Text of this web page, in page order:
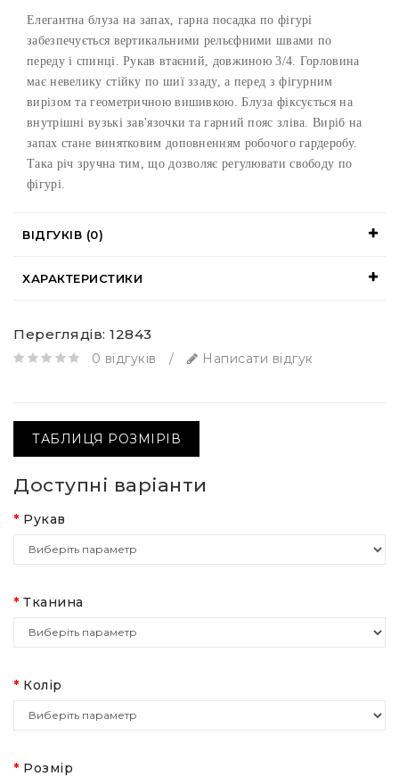
Елегантна блуза на запах, гарна посадка по фігурі
забезпечується вертикальними рельєфними швами по
переду і спинці. Рукав втаєний, довжиною 3/4. Горловина
має невелику стійку по шиї ззаду, а перед з фігурним
вирізом та геометричною вишивкою. Блуза фіксується на
внутрішні вузькі зав'язочки та гарний пояс зліва. Виріб на
запах стане винятковим доповненням робочого гардеробу.
Така річ зручна тим, що дозволяє регулювати свободу по
фігурі.
ВІДГУКІВ (0)
ХАРАКТЕРИСТИКИ
Переглядів: 12843
0 відгуків / Написати відгук
ТАБЛИЦЯ РОЗМІРІВ
Доступні варіанти
Рукав
Тканина
Колір
Розмір